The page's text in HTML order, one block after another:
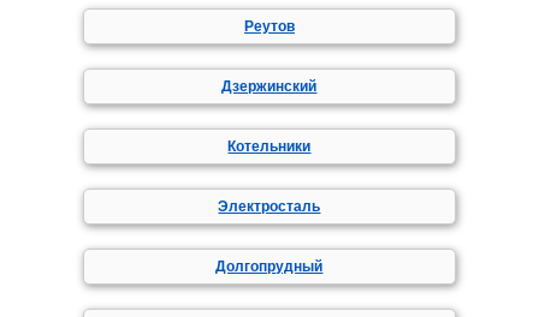
Реутов
Дзержинский
Котельники
Электросталь
Долгопрудный